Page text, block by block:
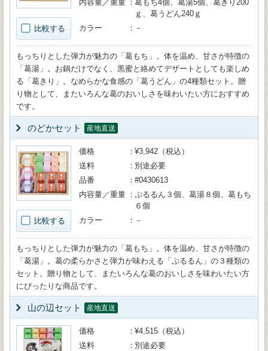
比較する
内容量／重量
葛もち4個、葛湯5個、葛きり200
ｇ、葛うどん240ｇ
カラー
－
もっちりとした弾力が魅力の「葛もち」。体を温め、甘さが特徴の
「葛湯」。お鍋だけでなく、黒蜜と絡めてデザートとしても楽しめ
る「葛きり」。なめらかな食感の「葛うどん」の4種類セット。贈
り物として、またいろんな葛のおいしさを味わいたい方におすすめ
です。
のどかセット 産地直送
比較する
価格
¥3,942（税込）
送料
別途必要
品番
#0430613
内容量／重量
ぷるるん３個、葛湯８個、葛もち
６個
カラー
－
もっちりとした弾力が魅力の「葛もち」。体を温め、甘さが特徴の
「葛湯」。葛の柔らかさと弾力が味わえる「ぷるるん」の３種類の
セット。贈り物として、またいろんな葛のおいしさを味わいたい方
にぴったりな商品です。
山の辺セット 産地直送
価格
¥4,515（税込）
送料
別途必要